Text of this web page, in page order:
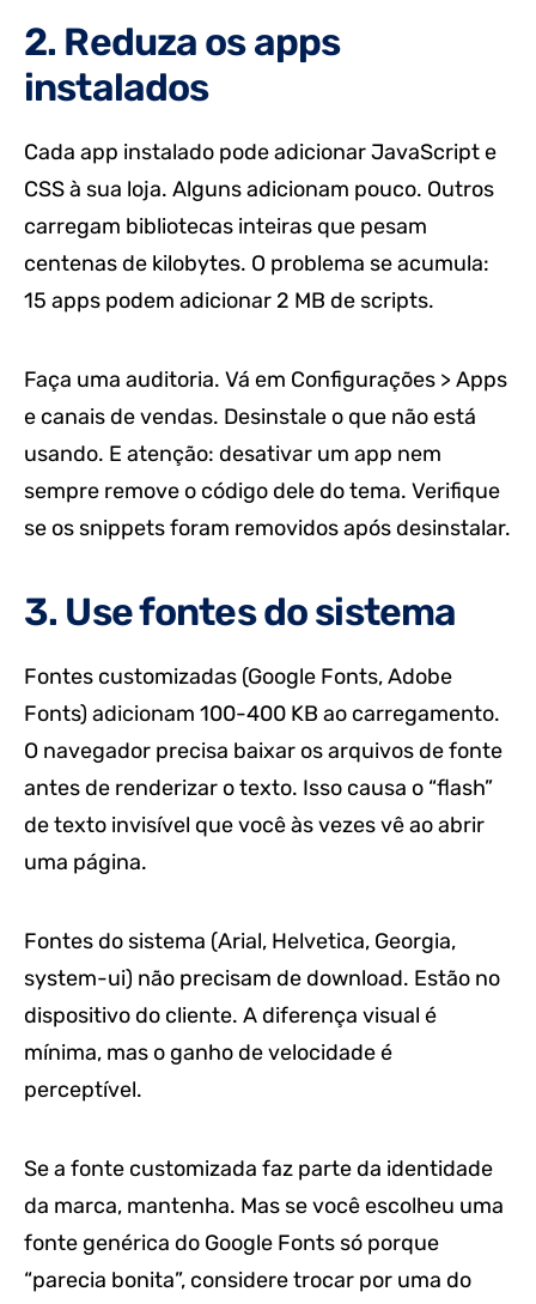
2. Reduza os apps
instalados
Cada app instalado pode adicionar JavaScript e
CSS à sua loja. Alguns adicionam pouco. Outros
carregam bibliotecas inteiras que pesam
centenas de kilobytes. O problema se acumula:
15 apps podem adicionar 2 MB de scripts.
Faça uma auditoria. Vá em Configurações > Apps
e canais de vendas. Desinstale o que não está
usando. E atenção: desativar um app nem
sempre remove o código dele do tema. Verifique
se os snippets foram removidos após desinstalar.
3. Use fontes do sistema
Fontes customizadas (Google Fonts, Adobe
Fonts) adicionam 100-400 KB ao carregamento.
O navegador precisa baixar os arquivos de fonte
antes de renderizar o texto. Isso causa o “flash”
de texto invisível que você às vezes vê ao abrir
uma página.
Fontes do sistema (Arial, Helvetica, Georgia,
system-ui) não precisam de download. Estão no
dispositivo do cliente. A diferença visual é
mínima, mas o ganho de velocidade é
perceptível.
Se a fonte customizada faz parte da identidade
da marca, mantenha. Mas se você escolheu uma
fonte genérica do Google Fonts só porque
“parecia bonita”, considere trocar por uma do